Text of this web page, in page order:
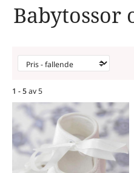
Babytossor
1 - 5av5